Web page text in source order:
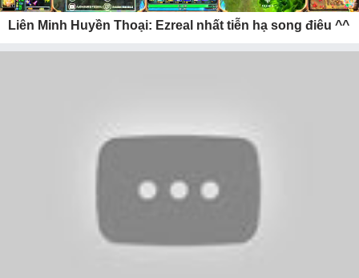
Liên Minh Huyền Thoại: Ezreal nhất tiễn hạ song điêu ^^